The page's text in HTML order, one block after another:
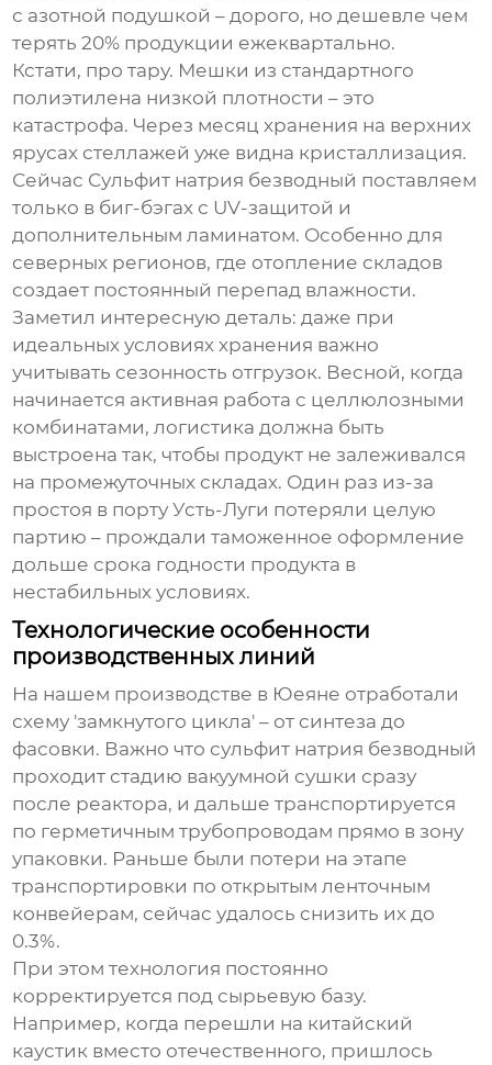
с азотной подушкой – дорого, но дешевле чем
терять 20% продукции ежеквартально.
Кстати, про тару. Мешки из стандартного
полиэтилена низкой плотности – это
катастрофа. Через месяц хранения на верхних
ярусах стеллажей уже видна кристаллизация.
Сейчас Сульфит натрия безводный поставляем
только в биг-бэгах с UV-защитой и
дополнительным ламинатом. Особенно для
северных регионов, где отопление складов
создает постоянный перепад влажности.
Заметил интересную деталь: даже при
идеальных условиях хранения важно
учитывать сезонность отгрузок. Весной, когда
начинается активная работа с целлюлозными
комбинатами, логистика должна быть
выстроена так, чтобы продукт не залеживался
на промежуточных складах. Один раз из-за
простоя в порту Усть-Луги потеряли целую
партию – прождали таможенное оформление
дольше срока годности продукта в
нестабильных условиях.
Технологические особенности
производственных линий
На нашем производстве в Юеяне отработали
схему 'замкнутого цикла' – от синтеза до
фасовки. Важно что сульфит натрия безводный
проходит стадию вакуумной сушки сразу
после реактора, и дальше транспортируется
по герметичным трубопроводам прямо в зону
упаковки. Раньше были потери на этапе
транспортировки по открытым ленточным
конвейерам, сейчас удалось снизить их до
0.3%.
При этом технология постоянно
корректируется под сырьевую базу.
Например, когда перешли на китайский
каустик вместо отечественного, пришлось